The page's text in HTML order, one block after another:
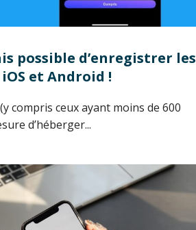
possible d’enregistrer les
et Android !
compris ceux ayant moins de 600
d’héberger...